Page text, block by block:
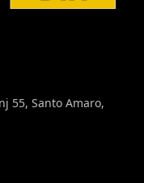
55, Santo Amaro,